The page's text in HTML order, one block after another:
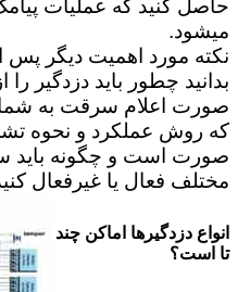
حاصل کنید که عملیات
میشود.
نکته مورد اهمیت دیگر
بدانید چطور باید دزدگیر را
صورت اعلام سرقت به شما
که روش عملکرد و نحوه
صورت است و چگونه باید
مختلف فعال یا غیرفعال
انواع دزدگیرها اماکن چند
تا است؟